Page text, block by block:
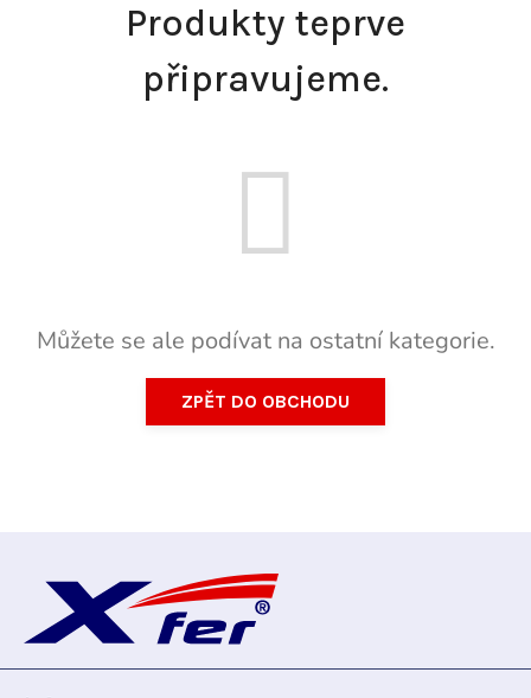
Produkty teprve
připravujeme.
Můžete se ale podívat na ostatní kategorie.
ZPĚT DO OBCHODU
p